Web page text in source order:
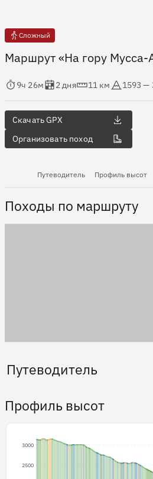
Сложный
Маршрут «На гору Мусса-
в пути
9ч 26м
Оценка в днях
2 дня
Дистанция
11 км
Абсолютная
1593 —
Скачать GPX
Организовать поход
Путеводитель Профиль высот
Походы по маршруту
Путеводитель
Профиль высот
2500
3000